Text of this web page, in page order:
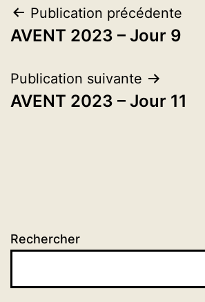
Navigation
de
l’article
Publication précédente
AVENT 2023 – Jour 9
Publication suivante
AVENT 2023 – Jour 11
Rechercher